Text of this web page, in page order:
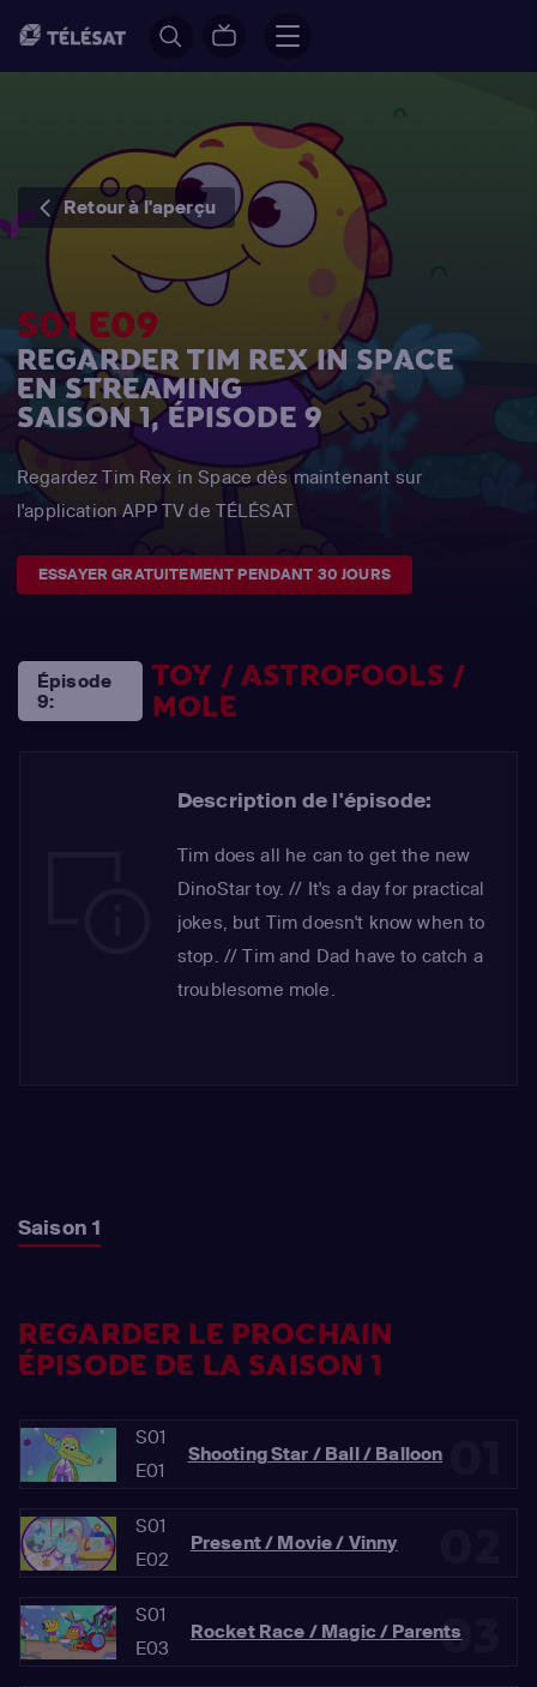
Retour à l'aperçu
S01 E09
REGARDER TIM REX IN SPACE
EN STREAMING
SAISON 1, ÉPISODE 9
Regardez Tim Rex in Space dès maintenant sur
l'application APP TV de TÉLÉSAT
ESSAYER GRATUITEMENT PENDANT 30 JOURS
Épisode
9:
TOY / ASTROFOOLS /
MOLE
Description de l'épisode:
Tim does all he can to get the new
DinoStar toy. // It's a day for practical
jokes, but Tim doesn't know when to
stop. // Tim and Dad have to catch a
troublesome mole.
Saison 1
REGARDER LE PROCHAIN
ÉPISODE DE LA SAISON 1
S01
E01
Shooting Star / Ball / Balloon
S01
E02
Present / Movie / Vinny
03
S01
E03
Rocket Race / Magic / Parents